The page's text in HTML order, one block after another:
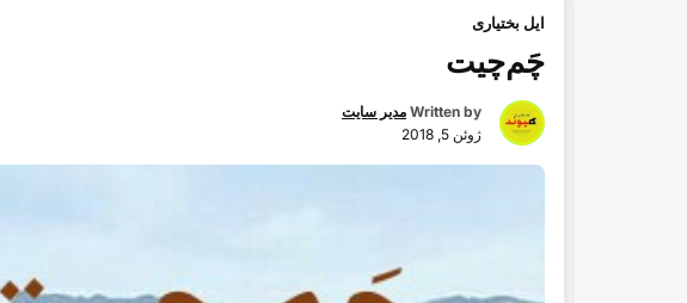
ایل بختیاری
چَم‌چیت
Written by مدیر سایت
ژوئن 5, 2018